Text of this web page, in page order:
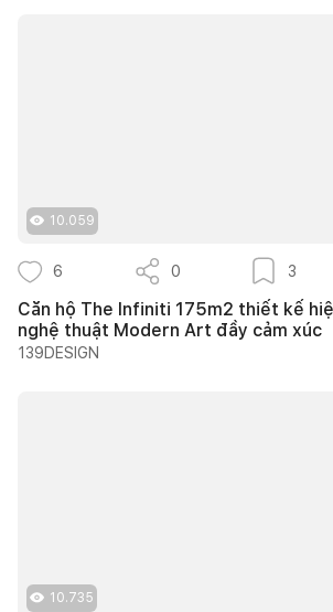
10.059
6 0 3
Căn hộ The Infiniti 175m2 thiết kế
nghệ thuật Modern Art đầy cảm xúc
139DESIGN
10.735